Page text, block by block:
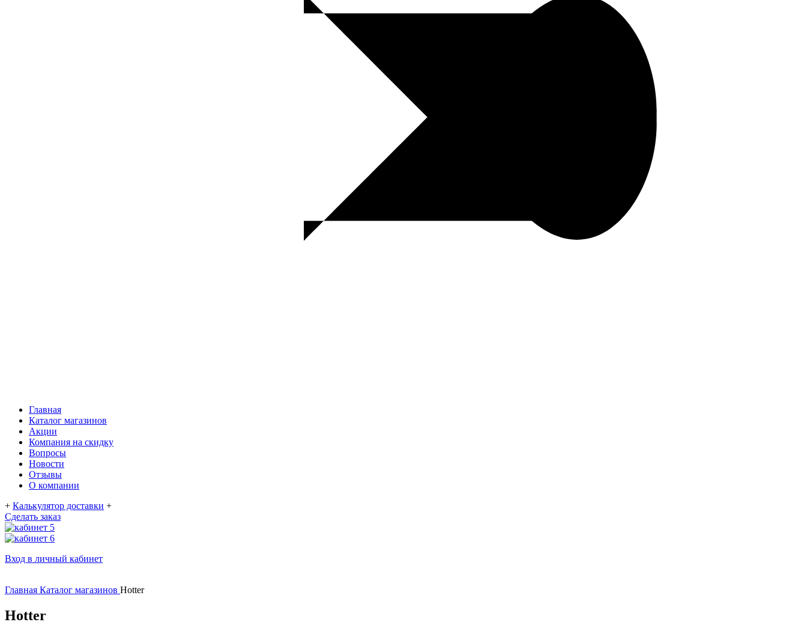
Главная
Каталог магазинов
Акции
Компания на скидку
Вопросы
Новости
Отзывы
О компании
+ Калькулятор доставки +
Сделать заказ
Вход в личный кабинет
Главная Каталог магазинов Hotter
Hotter